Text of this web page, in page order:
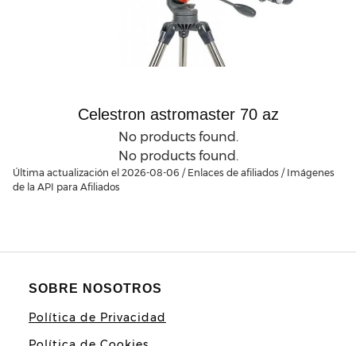
Celestron astromaster 70 az
No products found.
No products found.
Última actualización el 2026-08-06 / Enlaces de afiliados / Imágenes
de la API para Afiliados
SOBRE NOSOTROS
Política de Privacidad